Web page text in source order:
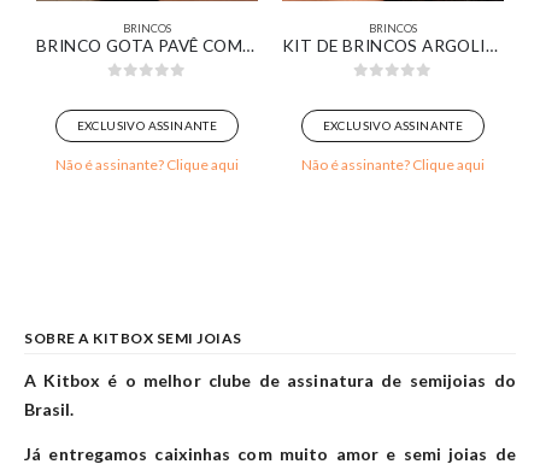
BRINCOS
BRINCO GOTA PAVÊ COMPRIDA BANHADO EM OURO 18K
EXCLUSIVO ASSINANTE
Não é assinante? Clique aqui
BRINCOS
KIT DE BRINCOS ARGOLINHAS DESIGN CROISSANT BANHADO EM OURO 18K
EXCLUSIVO ASSINANTE
Não é assinante? Clique aqui
SOBRE A KITBOX SEMI JOIAS
A Kitbox é o melhor clube de assinatura de semijoias do
Brasil.
Já entregamos caixinhas com muito amor e semi joias de